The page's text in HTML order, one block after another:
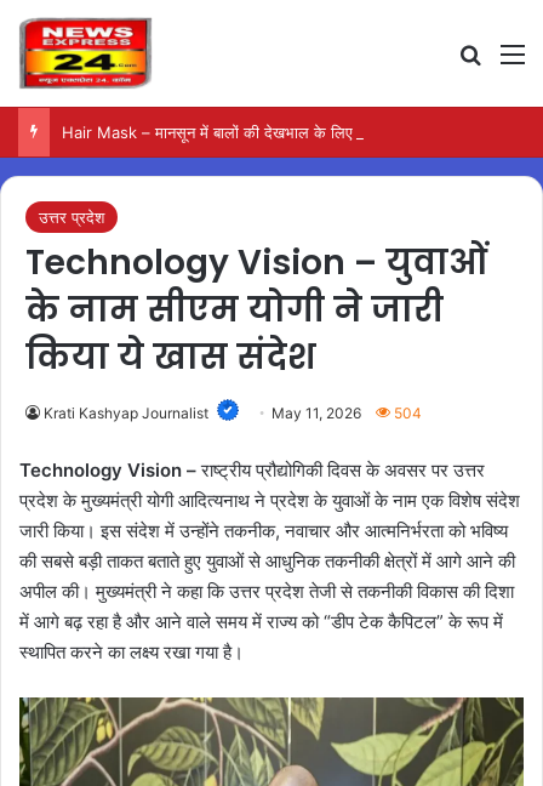
Hair Mask – मानसून में बालों की देखभाल के लिए आजमाएं अंडे का मास्क
उत्तर प्रदेश
Technology Vision – युवाओं
के नाम सीएम योगी ने जारी
किया ये खास संदेश
Krati Kashyap Journalist May 11, 2026 504
Technology Vision –राष्ट्रीय प्रौद्योगिकी दिवस के अवसर पर उत्तर
प्रदेश के मुख्यमंत्री योगी आदित्यनाथ ने प्रदेश के युवाओं के नाम एक विशेष संदेश
जारी किया। इस संदेश में उन्होंने तकनीक, नवाचार और आत्मनिर्भरता को भविष्य
की सबसे बड़ी ताकत बताते हुए युवाओं से आधुनिक तकनीकी क्षेत्रों में आगे आने की
अपील की। मुख्यमंत्री ने कहा कि उत्तर प्रदेश तेजी से तकनीकी विकास की दिशा
में आगे बढ़ रहा है और आने वाले समय में राज्य को “डीप टेक कैपिटल” के रूप में
स्थापित करने का लक्ष्य रखा गया है।